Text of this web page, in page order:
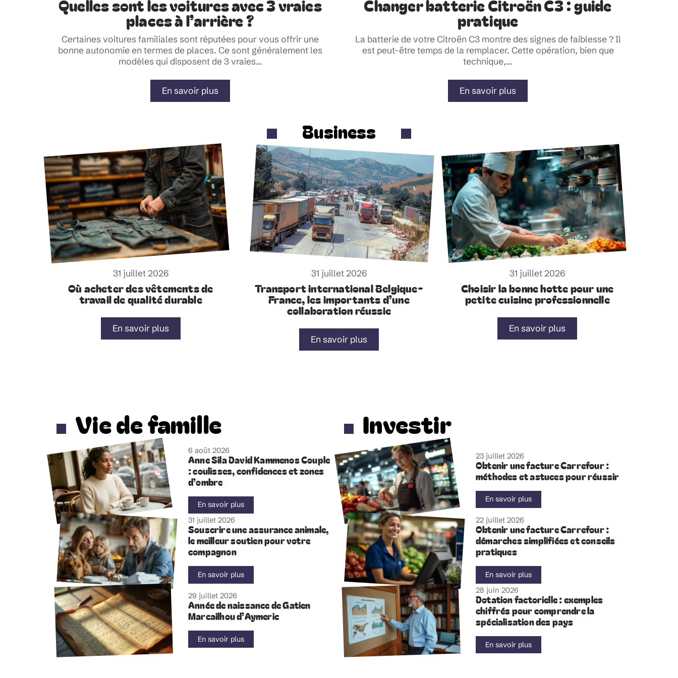
Quelles sont les voitures avec 3 vraies
places à l’arrière ?
Certaines voitures familiales sont réputées pour vous offrir une
bonne autonomie en termes de places. Ce sont généralement les
modèles qui disposent de 3 vraies…
En savoir plus
Changer batterie Citroën C3 : guide
pratique
La batterie de votre Citroën C3 montre des signes de faiblesse ? Il
est peut-être temps de la remplacer. Cette opération, bien que
technique,…
En savoir plus
Business
31 juillet 2026
Où acheter des vêtements de
travail de qualité durable
En savoir plus
31 juillet 2026
Transport international Belgique-
France, les importants d’une
collaboration réussie
En savoir plus
31 juillet 2026
Choisir la bonne hotte pour une
petite cuisine professionnelle
En savoir plus
Vie de famille
6 août 2026
Anne Sila David Kammenos Couple
: coulisses, confidences et zones
d’ombre
En savoir plus
31 juillet 2026
Souscrire une assurance animale,
le meilleur soutien pour votre
compagnon
En savoir plus
29 juillet 2026
Année de naissance de Gatien
Marcailhou d’Aymeric
En savoir plus
Investir
23 juillet 2026
Obtenir une facture Carrefour :
méthodes et astuces pour réussir
En savoir plus
22 juillet 2026
Obtenir une facture Carrefour :
démarches simplifiées et conseils
pratiques
En savoir plus
28 juin 2026
Dotation factorielle : exemples
chiffrés pour comprendre la
spécialisation des pays
En savoir plus